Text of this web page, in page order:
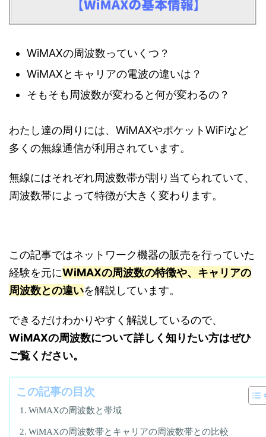
WiMAXの周波数っていくつ？
WiMAXとキャリアの電波の違いは？
そもそも周波数が変わると何が変わるの？
わたし達の周りには、WiMAXやポケットWiFiなど
多くの無線通信が利用されています。
無線にはそれぞれ周波数帯が割り当てられていて、
周波数帯によって特徴が大きく変わります。
この記事ではネットワーク機器の販売を行っていた
経験を元にWiMAXの周波数の特徴や、キャリアの
周波数との違いを解説しています。
できるだけわかりやすく解説しているので、
WiMAXの周波数について詳しく知りたい方はぜひ
ご覧ください。
この記事の目次
WiMAXの周波数と帯域
WiMAXの周波数帯とキャリアの周波数帯との比較